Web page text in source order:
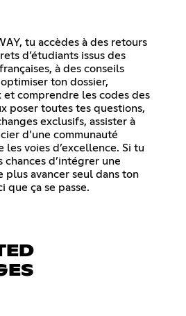
tu accèdes à des retours
d’étudiants issus des
à des conseils
ton dossier,
et comprendre les codes des
poser toutes tes questions,
exclusifs, assister à
d’une communauté
les voies d’excellence. Si tu
chances d’intégrer une
plus avancer seul dans ton
que ça se passe.